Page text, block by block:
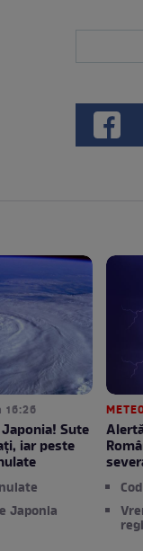
16:26
Sute
iar peste
Japonia